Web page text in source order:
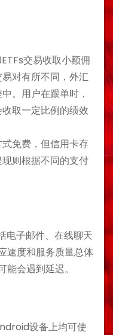
交易收取小额佣
对有所不同，外汇
。用户在跟单时，
取一定比例的绩效
免费，但信用卡存
则根据不同的支付
电子邮件、在线聊天
速度和服务质量总体
会遇到延迟。
设备上均可使